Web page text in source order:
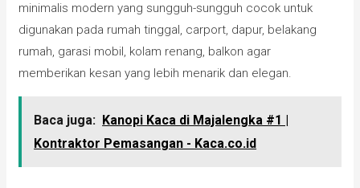
minimalis modern yang sungguh-sungguh cocok untuk
digunakan pada rumah tinggal, carport, dapur, belakang
rumah, garasi mobil, kolam renang, balkon agar
memberikan kesan yang lebih menarik dan elegan.
Baca juga: Kanopi Kaca di Majalengka #1 |
Kontraktor Pemasangan - Kaca.co.id